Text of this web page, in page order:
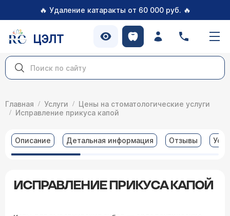
🔥 Удаление катаракты от 60 000 руб. 🔥
ЦЭЛТ
Главная Услуги
Цены на стоматологические услуги
Исправление прикуса капой
Описание Детальная информация Отзывы
ИСПРАВЛЕНИЕ ПРИКУСА КАПОЙ